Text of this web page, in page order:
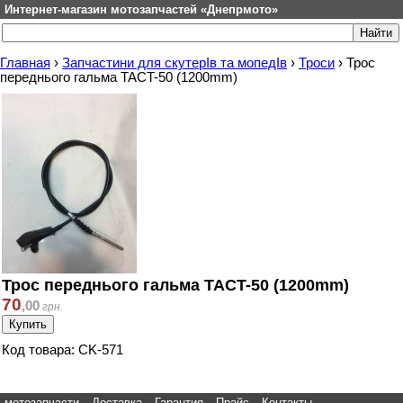
Интернет-магазин мотозапчастей «Днепрмото»
Главная › Запчастини для скутерІв та мопедІв › Троси › Трос
переднього гальма TACT-50 (1200mm)
Трос переднього гальма TACT-50 (1200mm)
70,00 грн.
Код товара: CK-571